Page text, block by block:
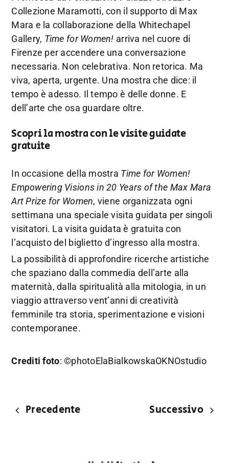
Collezione Maramotti, con il supporto di Max
Mara e la collaborazione della Whitechapel
Gallery, Time for Women! arriva nel cuore di
Firenze per accendere una conversazione
necessaria. Non celebrativa. Non retorica. Ma
viva, aperta, urgente. Una mostra che dice: il
tempo è adesso. Il tempo è delle donne. E
dell’arte che osa guardare oltre.
Scopri la mostra con le visite guidate
gratuite
In occasione della mostra Time for Women!
Empowering Visions in 20 Years of the Max Mara
Art Prize for Women, viene organizzata ogni
settimana una speciale visita guidata per singoli
visitatori. La visita guidata è gratuita con
l’acquisto del biglietto d’ingresso alla mostra.
La possibilità di approfondire ricerche artistiche
che spaziano dalla commedia dell’arte alla
maternità, dalla spiritualità alla mitologia, in un
viaggio attraverso vent’anni di creatività
femminile tra storia, sperimentazione e visioni
contemporanee.
Crediti foto: ©photoElaBialkowskaOKNOstudio
Precedente Successivo